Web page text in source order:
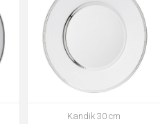
Kandik 30 cm